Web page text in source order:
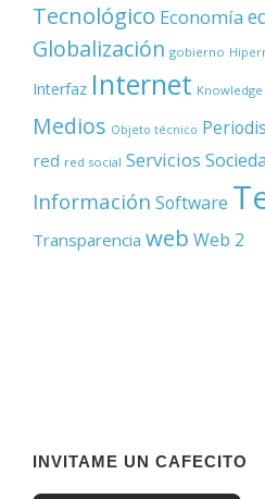
Tecnológico Economía
Globalización gobierno
Interfaz Internet Knowledge
Medios Objeto técnico
red red social Servicios
Información Software
Transparencia web Web 2
INVITAME UN CAFECITO